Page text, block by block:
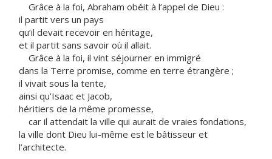
Grâce à la foi, Abraham obéit à l’appel de Dieu :
il partit vers un pays
qu’il devait recevoir en héritage,
et il partit sans savoir où il allait.
Grâce à la foi, il vint séjourner en immigré
dans la Terre promise, comme en terre étrangère ;
il vivait sous la tente,
ainsi qu’Isaac et Jacob,
héritiers de la même promesse,
car il attendait la ville qui aurait de vraies fondations,
la ville dont Dieu lui-même est le bâtisseur et
l’architecte.